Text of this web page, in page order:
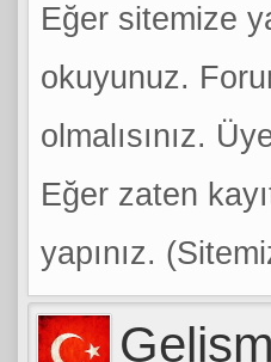
Eğer sitemize
okuyunuz.
olmalısınız.
Eğer zaten
yapınız.